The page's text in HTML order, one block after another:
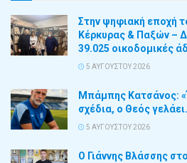
Στην ψηφιακή εποχή
Κέρκυρας & Παξών –
39.025 οικοδομικές
5 ΑΥΓΟΎΣΤΟΥ 2026
Μπάμπης Κατσάνος:
σχέδια, ο Θεός
5 ΑΥΓΟΎΣΤΟΥ 2026
Ο Γιάννης Βλάσσης